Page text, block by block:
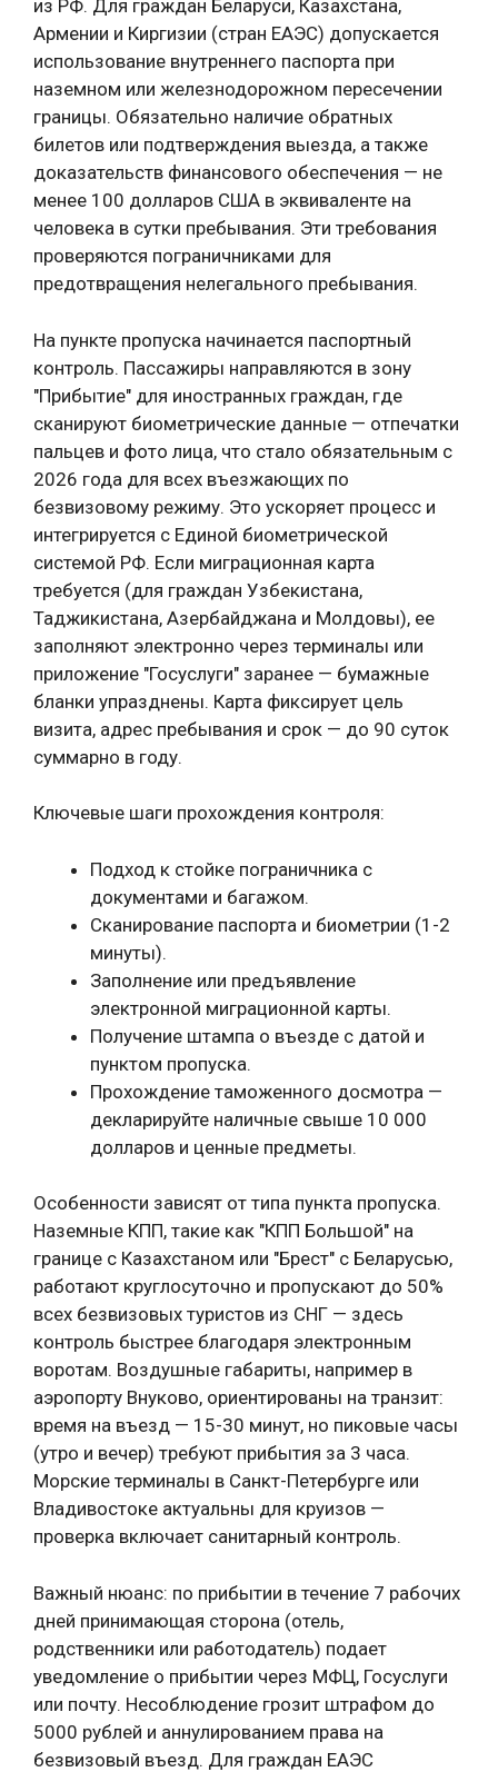
из РФ. Для граждан Беларуси, Казахстана,
Армении и Киргизии (стран ЕАЭС) допускается
использование внутреннего паспорта при
наземном или железнодорожном пересечении
границы. Обязательно наличие обратных
билетов или подтверждения выезда, а также
доказательств финансового обеспечения — не
менее 100 долларов США в эквиваленте на
человека в сутки пребывания. Эти требования
проверяются пограничниками для
предотвращения нелегального пребывания.
На пункте пропуска начинается паспортный
контроль. Пассажиры направляются в зону
"Прибытие" для иностранных граждан, где
сканируют биометрические данные — отпечатки
пальцев и фото лица, что стало обязательным с
2026 года для всех въезжающих по
безвизовому режиму. Это ускоряет процесс и
интегрируется с Единой биометрической
системой РФ. Если миграционная карта
требуется (для граждан Узбекистана,
Таджикистана, Азербайджана и Молдовы), ее
заполняют электронно через терминалы или
приложение "Госуслуги" заранее — бумажные
бланки упразднены. Карта фиксирует цель
визита, адрес пребывания и срок — до 90 суток
суммарно в году.
Ключевые шаги прохождения контроля:
Подход к стойке пограничника с
документами и багажом.
Сканирование паспорта и биометрии (1-2
минуты).
Заполнение или предъявление
электронной миграционной карты.
Получение штампа о въезде с датой и
пунктом пропуска.
Прохождение таможенного досмотра —
декларируйте наличные свыше 10 000
долларов и ценные предметы.
Особенности зависят от типа пункта пропуска.
Наземные КПП, такие как "КПП Большой" на
границе с Казахстаном или "Брест" с Беларусью,
работают круглосуточно и пропускают до 50%
всех безвизовых туристов из СНГ — здесь
контроль быстрее благодаря электронным
воротам. Воздушные габариты, например в
аэропорту Внуково, ориентированы на транзит:
время на въезд — 15-30 минут, но пиковые часы
(утро и вечер) требуют прибытия за 3 часа.
Морские терминалы в Санкт-Петербурге или
Владивостоке актуальны для круизов —
проверка включает санитарный контроль.
Важный нюанс: по прибытии в течение 7 рабочих
дней принимающая сторона (отель,
родственники или работодатель) подает
уведомление о прибытии через МФЦ, Госуслуги
или почту. Несоблюдение грозит штрафом до
5000 рублей и аннулированием права на
безвизовый въезд. Для граждан ЕАЭС